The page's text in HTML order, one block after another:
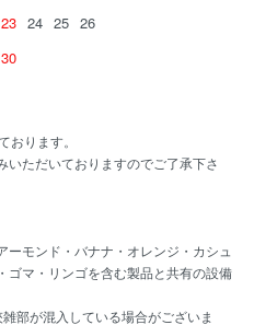
23 24 25 26
30
おります。
ただいておりますのでご了承下さ
ーモンド・バナナ・オレンジ・カシュ
ゴマ・リンゴを含む製品と共有の設備
部が混入している場合がございま